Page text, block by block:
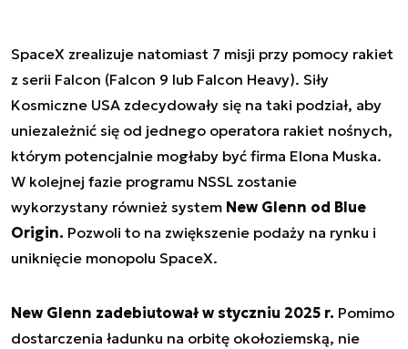
SpaceX zrealizuje natomiast 7 misji przy pomocy rakiet
z serii Falcon (Falcon 9 lub Falcon Heavy). Siły
Kosmiczne USA zdecydowały się na taki podział, aby
uniezależnić się od jednego operatora rakiet nośnych,
którym potencjalnie mogłaby być firma Elona Muska.
W kolejnej fazie programu NSSL zostanie
wykorzystany również system New Glenn od Blue
Origin. Pozwoli to na zwiększenie podaży na rynku i
uniknięcie monopolu SpaceX.
New Glenn zadebiutował w styczniu 2025 r. Pomimo
dostarczenia ładunku na orbitę okołoziemską, nie